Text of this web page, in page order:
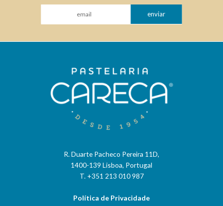
enviar
R. Duarte Pacheco Pereira 11D,
1400-139 Lisboa, Portugal
T. +351 213 010 987
Política de Privacidade